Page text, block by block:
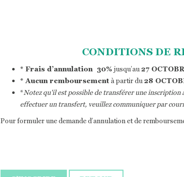
CONDITIONS DE
* Frais d’annulation 30% jusqu’au 27
* Aucun remboursementà partir du 28
*Notez qu'il est possible de transférer une inscription
effectuer un transfert, veuillez communiquer par
Pour formuler une demande d’annulation et de